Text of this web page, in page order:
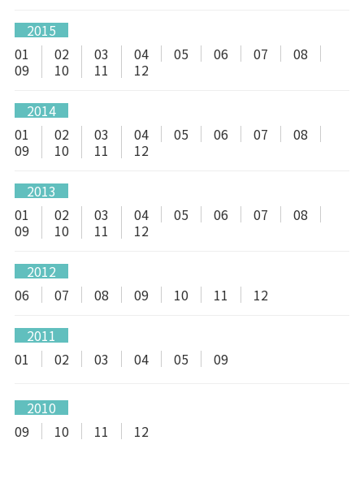
2015
01
02 03 04 05 06 07
08
09
10 11 12
2014
01
02 03 04 05 06 07
08
09
10 11 12
2013
01
02 03 04 05 06 07
08
09
10 11 12
2012
06
07 08 09 10 11 12
2011
01
02 03 04 05 09
2010
09
10 11 12